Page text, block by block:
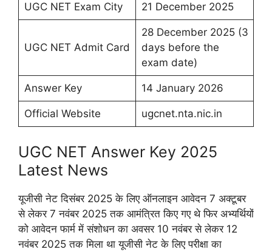
UGC NET Exam City 21 December 2025
UGC NET Admit Card
28 December 2025 (3
days before the
exam date)
Answer Key 14 January 2026
Official Website ugcnet.nta.nic.in
UGC NET Answer Key 2025
Latest News
यूजीसी नेट दिसंबर 2025 के लिए ऑनलाइन आवेदन 7 अक्टूबर
से लेकर 7 नवंबर 2025 तक आमंत्रित किए गए थे फिर अभ्यर्थियों
को आवेदन फार्म में संशोधन का अवसर 10 नवंबर से लेकर 12
नवंबर 2025 तक मिला था यूजीसी नेट के लिए परीक्षा का